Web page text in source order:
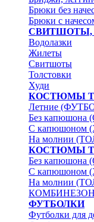
Брюки без
Брюки с
СВИТШОТЫ,
Водолазки
Жилеты
Свитшоты
Толстовки
Худи
КОСТЮМЫ
Летние
Без
С капюшоном
На молнии
КОСТЮМЫ
Без
С капюшоном
На молнии
ФУТБОЛКИ
Футболки для